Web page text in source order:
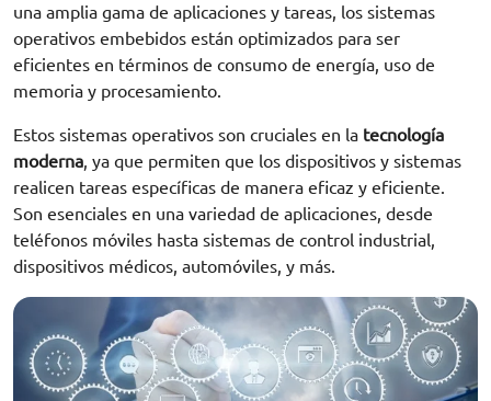
una amplia gama de aplicaciones y tareas, los sistemas
operativos embebidos están optimizados para ser
eficientes en términos de consumo de energía, uso de
memoria y procesamiento.
Estos sistemas operativos son cruciales en la tecnología
moderna, ya que permiten que los dispositivos y sistemas
realicen tareas específicas de manera eficaz y eficiente.
Son esenciales en una variedad de aplicaciones, desde
teléfonos móviles hasta sistemas de control industrial,
dispositivos médicos, automóviles, y más.